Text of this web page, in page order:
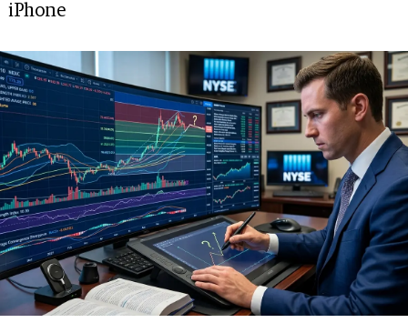
iPhone